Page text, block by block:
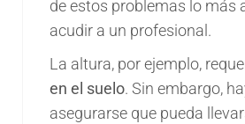
de estos problemas lo más
acudir a un profesional.
La altura, por ejemplo,
en el suelo. Sin embargo,
asegurarse que pueda